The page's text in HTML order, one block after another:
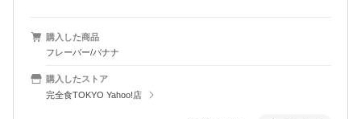
購入した商品
フレーバー/バナナ
購入したストア
完全食TOKYO Yahoo!店